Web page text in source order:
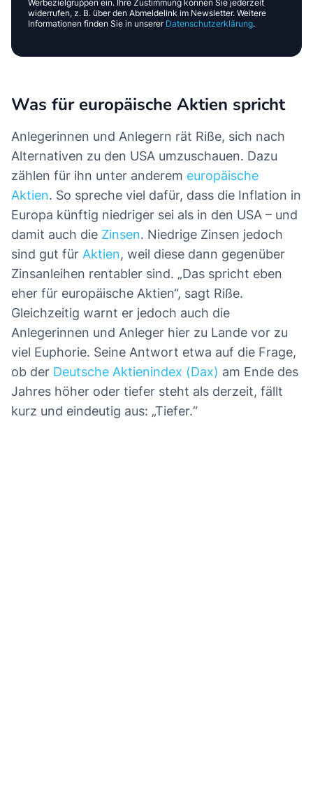
Werbezielgruppen ein. Ihre Zustimmung können Sie jederzeit
widerrufen, z. B. über den Abmeldelink im Newsletter. Weitere
Informationen finden Sie in unserer Datenschutzerklärung.
Was für europäische Aktien spricht
Anlegerinnen und Anlegern rät Riße, sich nach
Alternativen zu den USA umzuschauen. Dazu
zählen für ihn unter anderem europäische
Aktien. So spreche viel dafür, dass die Inflation in
Europa künftig niedriger sei als in den USA – und
damit auch die Zinsen. Niedrige Zinsen jedoch
sind gut für Aktien, weil diese dann gegenüber
Zinsanleihen rentabler sind. „Das spricht eben
eher für europäische Aktien“, sagt Riße.
Gleichzeitig warnt er jedoch auch die
Anlegerinnen und Anleger hier zu Lande vor zu
viel Euphorie. Seine Antwort etwa auf die Frage,
ob der Deutsche Aktienindex (Dax) am Ende des
Jahres höher oder tiefer steht als derzeit, fällt
kurz und eindeutig aus: „Tiefer.“